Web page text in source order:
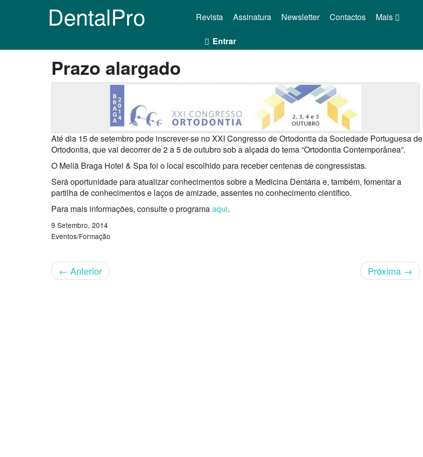
DentalPro Mais
Revista Assinatura Newsletter Contactos
Entrar
Prazo alargado
Até dia 15 de setembro pode inscrever-se no XXI Congresso de Ortodontia da Sociedade Portuguesa de
Ortodontia, que vai decorrer de 2 a 5 de outubro sob a alçada do tema “Ortodontia Contemporânea”.
O Meliã Braga Hotel & Spa foi o local escolhido para receber centenas de congressistas.
Será oportunidade para atualizar conhecimentos sobre a Medicina Dentária e, também, fomentar a
partilha de conhecimentos e laços de amizade, assentes no conhecimento científico.
Para mais informações, consulte o programaaqui.
9 Setembro, 2014
Eventos/Formação
← Anterior Próxima →